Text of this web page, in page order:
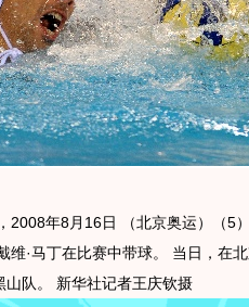
2008年8月16日 （北京奥运）（
维·马丁在比赛中带球。 当日，在
山队。 新华社记者王庆钦摄